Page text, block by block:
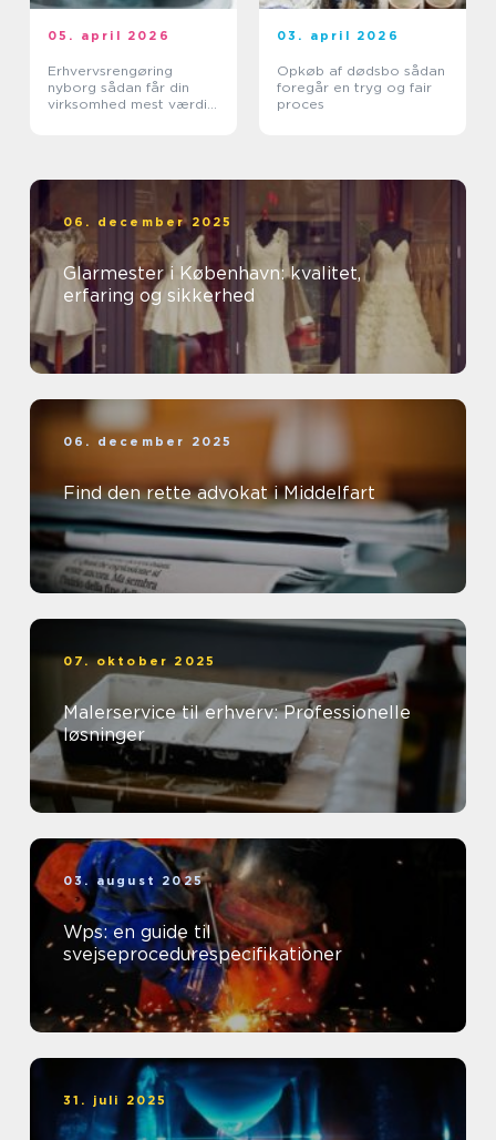
05. april 2026
Erhvervsrengøring
nyborg sådan får din
virksomhed mest værdi
03. april 2026
Opkøb af dødsbo sådan
foregår en tryg og fair
proces
06. december 2025
Glarmester i København: kvalitet,
erfaring og sikkerhed
06. december 2025
Find den rette advokat i Middelfart
07. oktober 2025
Malerservice til erhverv: Professionelle
løsninger
03. august 2025
Wps: en guide til
svejseprocedurespecifikationer
31. juli 2025